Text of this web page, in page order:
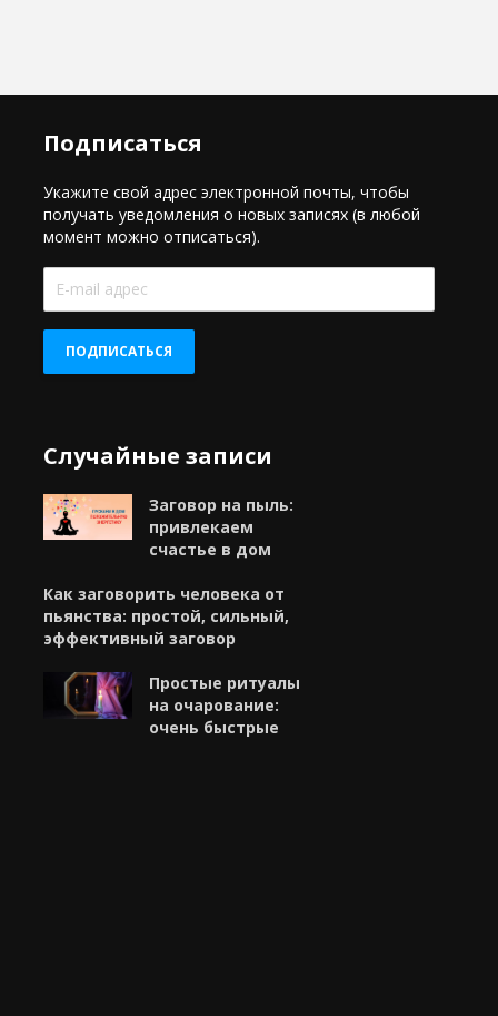
Подписаться
Укажите свой адрес электронной почты, чтобы
получать уведомления о новых записях (в любой
момент можно отписаться).
E-
mail
ПОДПИСАТЬСЯ
Случайные записи
Заговор на пыль:
привлекаем
счастье в дом
Как заговорить человека от
пьянства: простой, сильный,
эффективный заговор
Простые ритуалы
на очарование:
очень быстрые